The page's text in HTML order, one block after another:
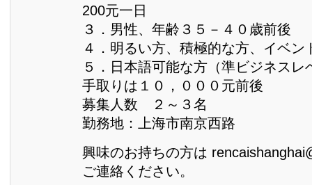
200元一日
３．男性、年齢３５－４０歳前後
４．明るい方、積極的な方、イベン
５．日本語可能な方（準ビジネスレ
手取りは１０，０００元前後
募集人数 ２～３名
勤務地：上海市南京西路
興味のお持ちの方は
ご連絡ください。